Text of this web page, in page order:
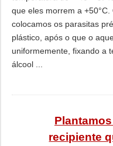
que eles morrem a
colocamos os parasitas
plástico, após o que o
uniformemente, fixando a
álcool ...
recipiente